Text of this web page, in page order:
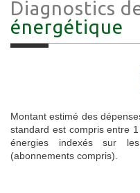
Diagnostics
énergétique
Montant estimé des
standard est compris entre
énergies indexés sur
(abonnements compris).